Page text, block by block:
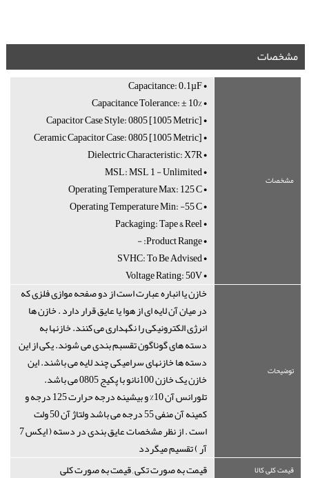
مشخصات
• Capacitance: 0.1µF
• Capacitance Tolerance: ± 10%
• Capacitor Case Style: 0805 [1005 Metric]
• Ceramic Capacitor Case: 0805 [1005 Metric]
• Dielectric Characteristic: X7R
• MSL: MSL 1 - Unlimited
• Operating Temperature Max: 125°C
• Operating Temperature Min: -55°C
• Packaging: Tape & Reel
• Product Range: -
• SVHC: To Be Advised
• Voltage Rating: 50V
مشخصات
خازن یا انباره عبارت است از دو صفحه موازی فلزی که
در میان آن لایه ای از هوا یا عایق قرار دارد . خازن ها
انرژی الکترونیکی را نگهداری می کنند. خازنها به
دسته های گوناگون تقسبم بندی می شوند. یکی از این
دسته ها خازنهای سرامیکی چند لایه می باشند. این
خازن یک خازن 100نانو با پکیج 0805 می باشد.
تلورانس آن 10% و بیشینه درجه حرارت 125 درجه و
کمینه آن منفی 55 درجه می باشد ولتاژ آن 50 ولت
است . از نظر مشخصات عایق بندی در دسته ( ایکس 7
آر ) تقسیم میگردد
توضیحات
قیمت به صورت تکی , قیمت به صورت کلی قیمت کلی کالا